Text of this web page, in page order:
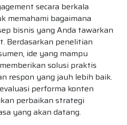
secara berkala
memahami bagaimana
bisnis yang Anda tawarkan
Berdasarkan penelitian
ide yang mampu
solusi praktis
respon yang jauh lebih baik.
performa konten
perbaikan strategi
yang akan datang.